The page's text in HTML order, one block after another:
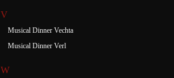
V
Musical Dinner Vechta
Musical Dinner Verl
W